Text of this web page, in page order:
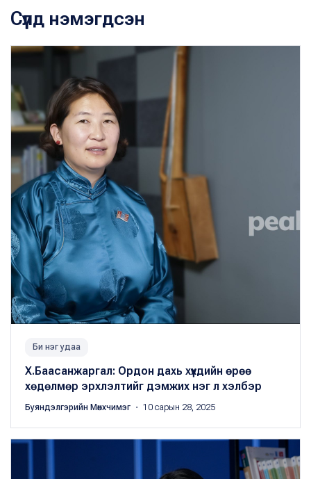
Сүүлд нэмэгдсэн
Би нэг удаа
Х.Баасанжаргал: Ордон дахь хүүхдийн өрөө
хөдөлмөр эрхлэлтийг дэмжих нэг л хэлбэр
Буяндэлгэрийн Мөнхчимэг ・ 10 сарын 28, 2025